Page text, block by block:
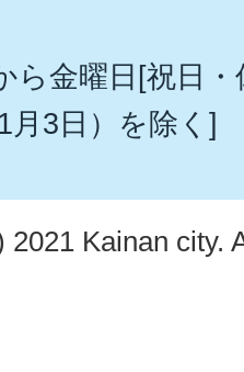
ら金曜日[祝日
月3日）を除く]
2021 Kainan city.